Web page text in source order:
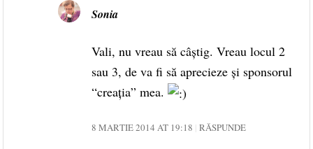
Sonia
Vali, nu vreau să câștig. Vreau locul 2
sau 3, de va fi să aprecieze și sponsorul
“creația” mea.
8 MARTIE 2014 AT 19:18 RĂSPUNDE